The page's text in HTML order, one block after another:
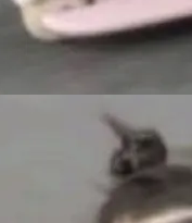
数据
E这
/
且全
本该
。 De
显
com
。git
Delt
分
Spac